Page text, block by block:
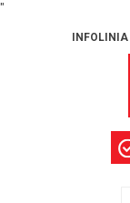
"
INFOLINIA